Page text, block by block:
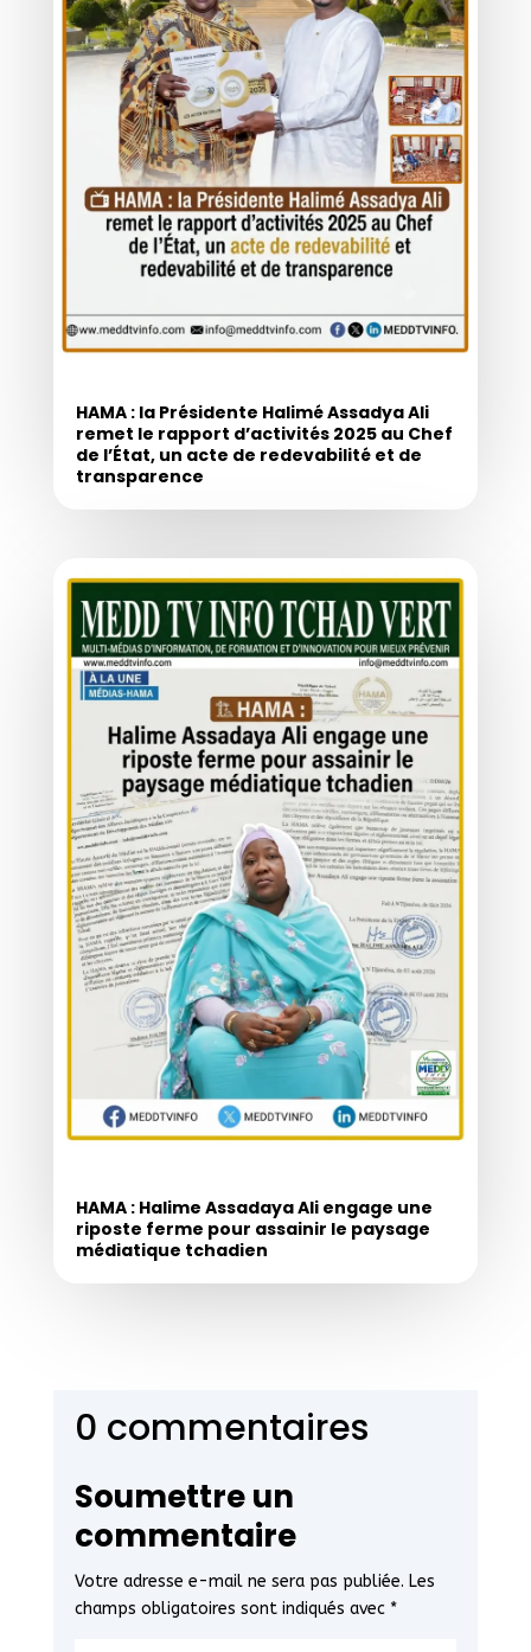
HAMA : la Présidente Halimé Assadya Ali
remet le rapport d’activités 2025 au Chef
de l’État, un acte de redevabilité et de
transparence
HAMA : Halime Assadaya Ali engage une
riposte ferme pour assainir le paysage
médiatique tchadien
0 commentaires
Soumettre un
commentaire
Votre adresse e-mail ne sera pas publiée. Les
champs obligatoires sont indiqués avec *